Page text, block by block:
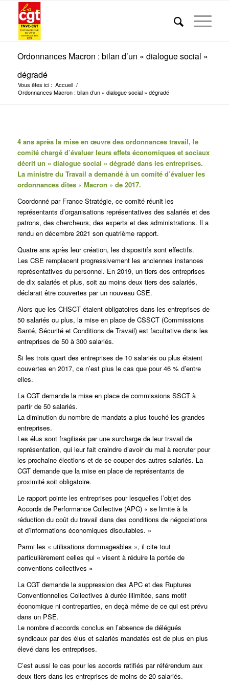
Ordonnances Macron : bilan d’un « dialogue social »
dégradé
Vous êtes ici : Accueil /
Ordonnances Macron : bilan d’un « dialogue social » dégradé
4 ans après la mise en œuvre des ordonnances travail, le
comité chargé d’évaluer leurs effets économiques et sociaux
décrit un « dialogue social » dégradé dans les entreprises.
La ministre du Travail a demandé à un comité d’évaluer les
ordonnances dites « Macron » de 2017.
Coordonné par France Stratégie, ce comité réunit les
représentants d’organisations représentatives des salariés et des
patrons, des chercheurs, des experts et des administrations. Il a
rendu en décembre 2021 son quatrième rapport.
Quatre ans après leur création, les dispositifs sont effectifs.
Les CSE remplacent progressivement les anciennes instances
représentatives du personnel. En 2019, un tiers des entreprises
de dix salariés et plus, soit au moins deux tiers des salariés,
déclarait être couvertes par un nouveau CSE.
Alors que les CHSCT étaient obligatoires dans les entreprises de
50 salariés ou plus, la mise en place de CSSCT (Commissions
Santé, Sécurité et Conditions de Travail) est facultative dans les
entreprises de 50 à 300 salariés.
Si les trois quart des entreprises de 10 salariés ou plus étaient
couvertes en 2017, ce n’est plus le cas que pour 46 % d’entre
elles.
La CGT demande la mise en place de commissions SSCT à
partir de 50 salariés.
La diminution du nombre de mandats a plus touché les grandes
entreprises.
Les élus sont fragilisés par une surcharge de leur travail de
représentation, qui leur fait craindre d’avoir du mal à recruter pour
les prochaine élections et de se couper des autres salariés. La
CGT demande que la mise en place de représentants de
proximité soit obligatoire.
Le rapport pointe les entreprises pour lesquelles l’objet des
Accords de Performance Collective (APC) « se limite à la
réduction du coût du travail dans des conditions de négociations
et d’informations économiques discutables. »
Parmi les « utilisations dommageables », il cite tout
particulièrement celles qui « visent à réduire la portée de
conventions collectives »
La CGT demande la suppression des APC et des Ruptures
Conventionnelles Collectives à durée illimitée, sans motif
économique ni contreparties, en deçà même de ce qui est prévu
dans un PSE.
Le nombre d’accords conclus en l’absence de délégués
syndicaux par des élus et salariés mandatés est de plus en plus
élevé dans les entreprises.
C’est aussi le cas pour les accords ratifiés par référendum aux
deux tiers dans les entreprises de moins de 20 salariés.